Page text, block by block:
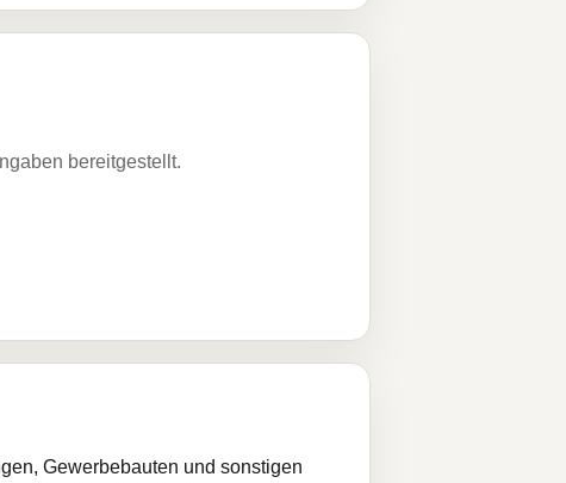
bereitgestellt.
Gewerbebauten und sonstigen